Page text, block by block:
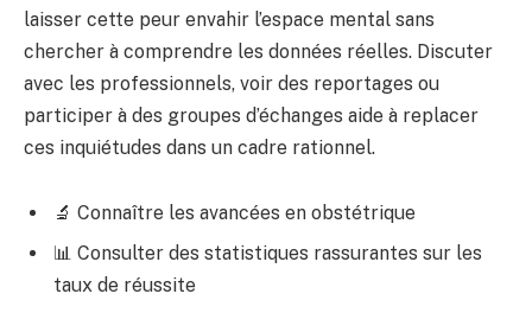
laisser cette peur envahir l’espace mental sans
chercher à comprendre les données réelles. Discuter
avec les professionnels, voir des reportages ou
participer à des groupes d’échanges aide à replacer
ces inquiétudes dans un cadre rationnel.
🔬 Connaître les avancées en obstétrique
📊 Consulter des statistiques rassurantes sur les
taux de réussite